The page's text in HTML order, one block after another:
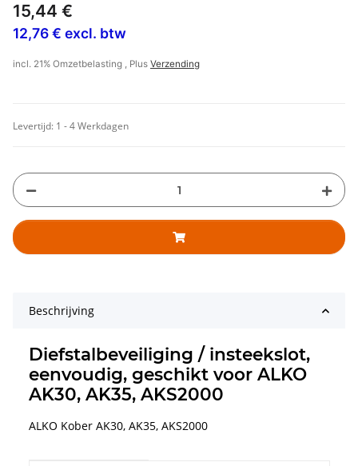
15,44 €
12,76 € excl. btw
incl. 21% Omzetbelasting , Plus Verzending
Levertijd: 1 - 4 Werkdagen
Beschrijving
Diefstalbeveiliging / insteekslot,
eenvoudig, geschikt voor ALKO
AK30, AK35, AKS2000
ALKO Kober AK30, AK35, AKS2000